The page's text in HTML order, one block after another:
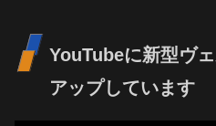
YouTubeに新型ヴ
アップしています